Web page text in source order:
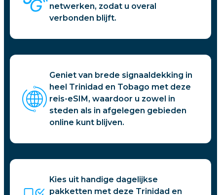
netwerken, zodat u overal
verbonden blijft.
Geniet van brede signaaldekking in
heel Trinidad en Tobago met deze
reis-eSIM, waardoor u zowel in
steden als in afgelegen gebieden
online kunt blijven.
Kies uit handige dagelijkse
pakketten met deze Trinidad en